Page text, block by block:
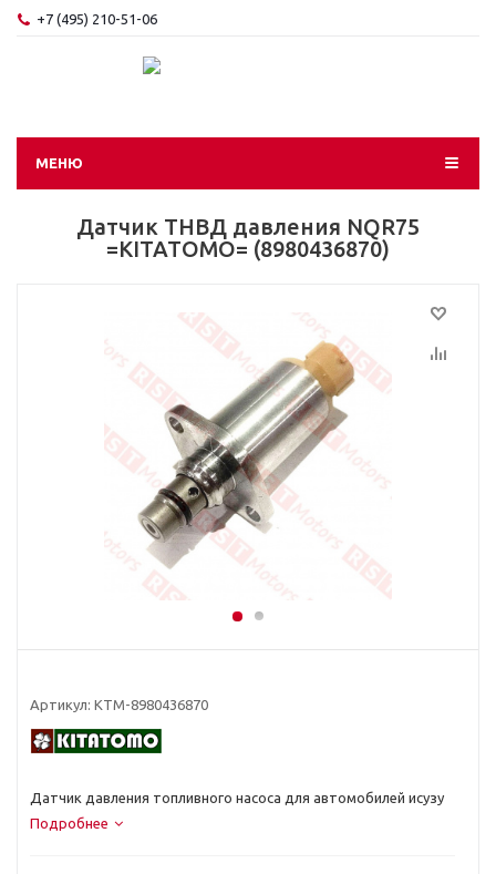
+7 (495) 210-51-06
МЕНЮ
Датчик ТНВД давления NQR75
=KITATOMO= (8980436870)
Артикул: KTM-8980436870
Датчик давления топливного насоса для автомобилей исузу
Подробнее